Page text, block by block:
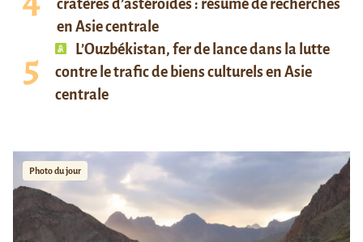
cratères d’astéroïdes : résumé de recherches
en Asie centrale
L’Ouzbékistan, fer de lance dans la lutte
contre le trafic de biens culturels en Asie
centrale
Photo du jour